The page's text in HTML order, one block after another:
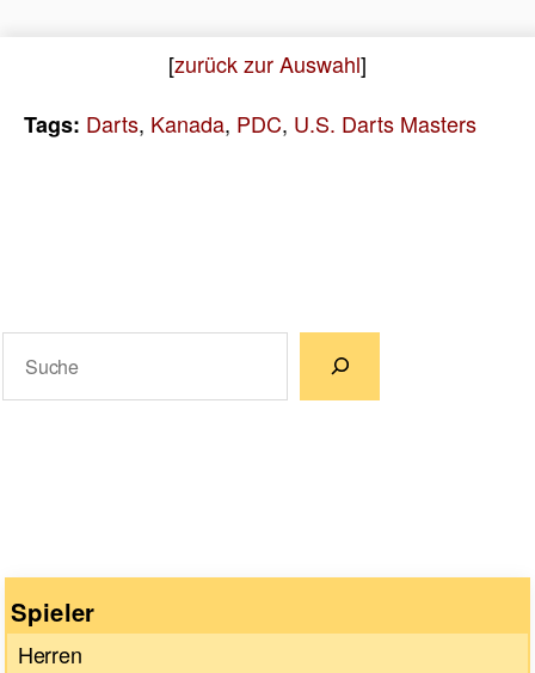
[zurück zur Auswahl]
Tags: Darts, Kanada, PDC, U.S. Darts Masters
Spieler
Herren